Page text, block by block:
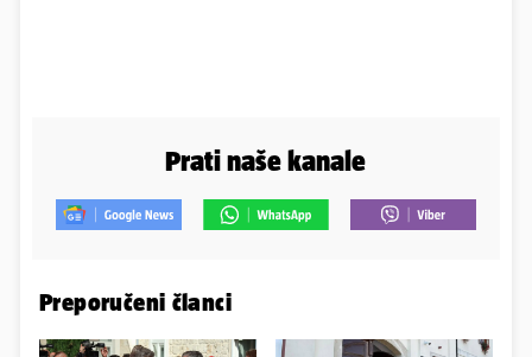
Prati naše kanale
Preporučeni članci